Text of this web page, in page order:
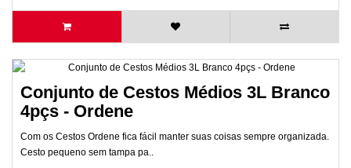
Conjunto de Cestos Médios 3L Branco
4pçs - Ordene
Com os Cestos Ordene fica fácil manter suas coisas sempre organizada.
Cesto pequeno sem tampa pa..